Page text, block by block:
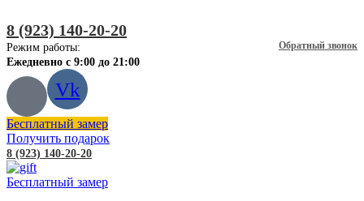
8 (923) 140-20-20
Обратный звонок
Режим работы:
Ежедневно с 9:00 до 21:00
Vk
Бесплатный замер
Получить подарок
8 (923) 140-20-20
Бесплатный замер